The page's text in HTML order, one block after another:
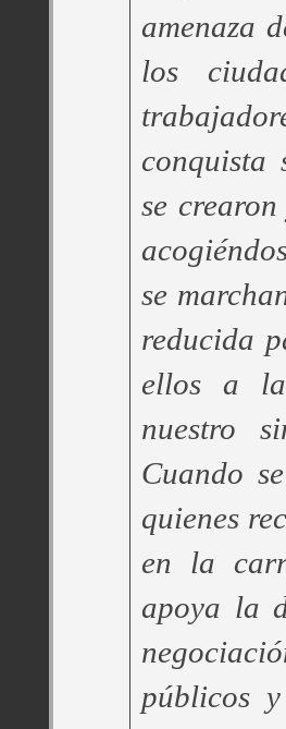
amenaza
los
conquista
se
se
reducida
ellos a
nuestro
Cuando
quienes
en la
apoya la
públicos